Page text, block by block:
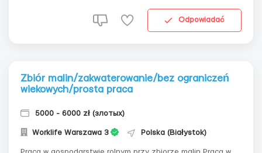
proces zatrudnienia; - Wynagrodzenie...
Odpowiadać
Zbiór malin/zakwaterowanie/bez ograniczeń
wiekowych/prosta praca
5000 - 6000 zł (злотых)
Worklife Warszawa 3 Polska (Białystok)